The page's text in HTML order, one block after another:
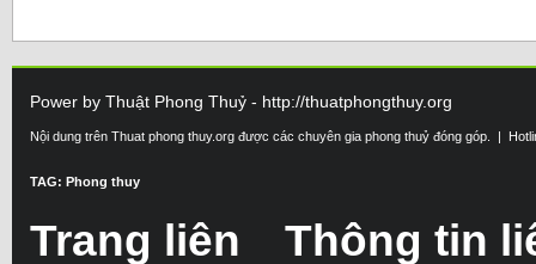
Power by Thuật Phong Thuỷ - http://thuatphongthuy.org
Nội dung trên Thuat phong thuy.org được các chuyên gia phong thuỷ đóng góp. |
TAG: Phong thuy
Trang liên
Thông tin